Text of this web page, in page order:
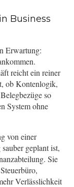
Business
Erwartung:
reicht ein reiner
ob Kontenlogik,
so
System ohne
von einer
geplant ist,
Sie
Verlässlichkeit